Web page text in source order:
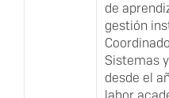
de
gestión
Sistemas
desde el